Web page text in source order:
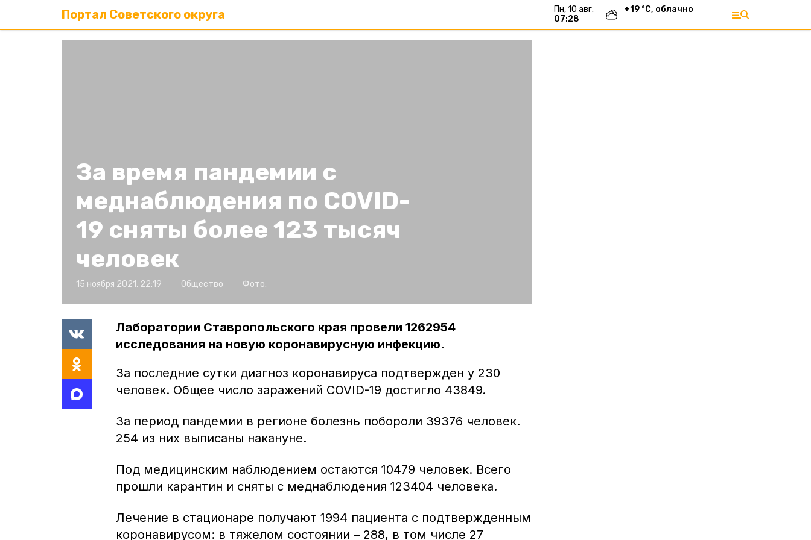
Портал Советского округа
пн, 10 авг.
07:28
+19 °С, облачно
За время пандемии с
меднаблюдения по COVID-
19 сняты более 123 тысяч
человек
15 ноября 2021, 22:19 Общество Фото:
Лаборатории Ставропольского края провели 1262954
исследования на новую коронавирусную инфекцию.
За последние сутки диагноз коронавируса подтвержден у 230
человек. Общее число заражений COVID-19 достигло 43849.
За период пандемии в регионе болезнь побороли 39376 человек.
254 из них выписаны накануне.
Под медицинским наблюдением остаются 10479 человек. Всего
прошли карантин и сняты с меднаблюдения 123404 человека.
Лечение в стационаре получают 1994 пациента с подтвержденным
коронавирусом: в тяжелом состоянии – 288, в том числе 27